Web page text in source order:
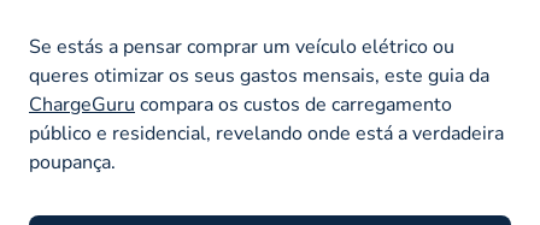
Se estás a pensar comprar um veículo elétrico ou
queres otimizar os seus gastos mensais, este guia da
ChargeGuru compara os custos de carregamento
público e residencial, revelando onde está a verdadeira
poupança.